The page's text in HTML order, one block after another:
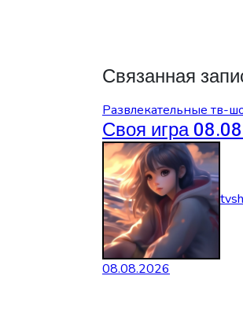
Связанная
Развлекательные тв-
Своя игра
08.08.2026